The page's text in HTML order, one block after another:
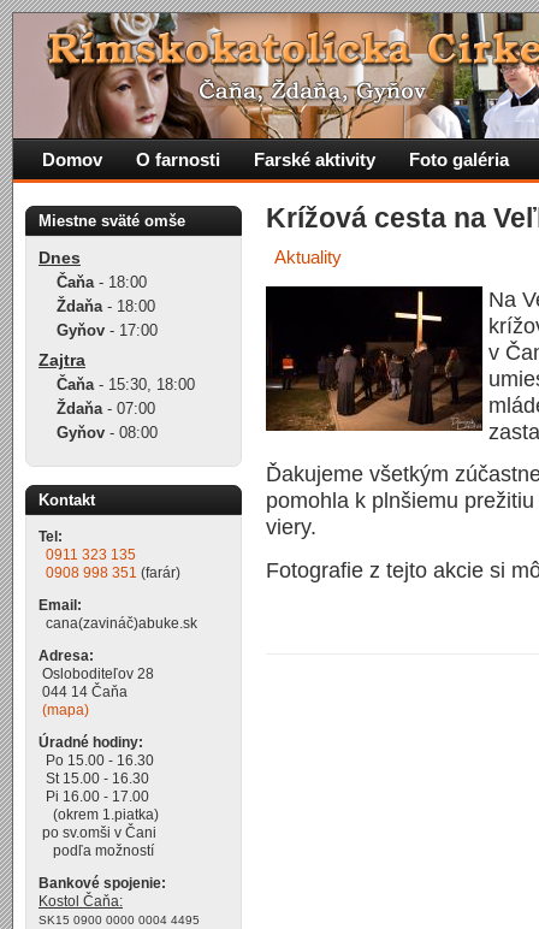
Krížová cesta na
Aktuality
Na
v
Ďakujeme všetkým
pomohla k plnšiemu
viery.
Fotografie z tejto akcie si
Domov O farnosti Farské aktivity Foto galéria
Miestne sväté omše
Dnes
Čaňa- 18:00
Ždaňa- 18:00
Gyňov - 17:00
Zajtra
Čaňa- 15:30, 18:00
Ždaňa- 07:00
Gyňov - 08:00
Kontakt
Tel:
0911 323 135
0908 998 351 (farár)
Email:
cana(zavináč)abuke.sk
Adresa:
Osloboditeľov 28
044 14 Čaňa
(mapa)
Úradné hodiny:
Po 15.00 - 16.30
St 15.00 - 16.30
Pi 16.00 - 17.00
(okrem 1.piatka)
po sv.omši v Čani
podľa možností
Bankové spojenie:
Kostol Čaňa:
SK15 0900 0000 0004 4495